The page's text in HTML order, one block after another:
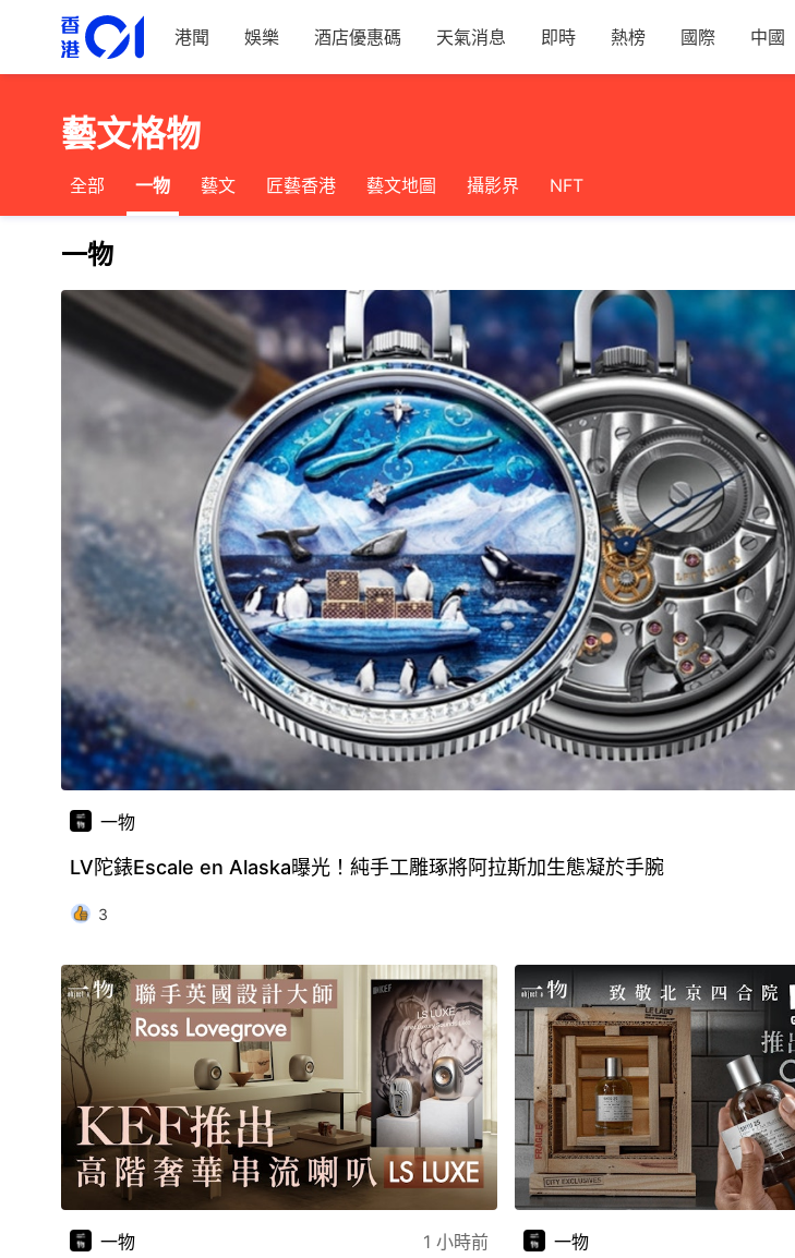
港聞 娛樂 酒店優惠碼 天氣消息 即時 熱榜 國際 中國
藝文格物
全部 一物 藝文 匠藝香港 藝文地圖 攝影界 NFT
一物
一物
LV陀錶Escale en Alaska曝光！純手工雕琢將阿拉斯加生態凝於手腕
3
一物 1 小時前 一物